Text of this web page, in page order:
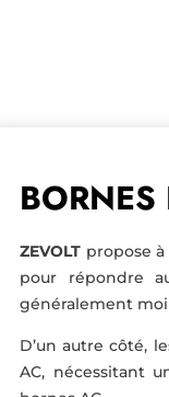
BORNES
ZEVOLT propose
pour répondre
généralement
D’un autre côté,
AC, nécessitant